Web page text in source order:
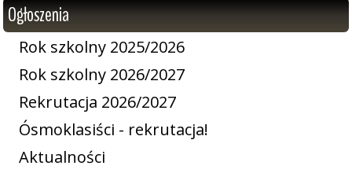
Ogłoszenia
Rok szkolny 2025/2026
Rok szkolny 2026/2027
Rekrutacja 2026/2027
Ósmoklasiści - rekrutacja!
Aktualności